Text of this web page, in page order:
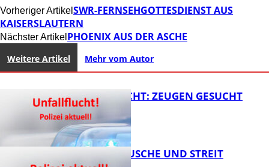
Vorheriger Artikel SWR-FERNSEHGOTTESDIENST AUS
KAISERSLAUTERN
Nächster Artikel PHOENIX AUS DER ASCHE
Weitere Artikel Mehr vom Autor
UNFALLFLUCHT: ZEUGEN GESUCHT
KNALLGERÄUSCHE UND STREIT